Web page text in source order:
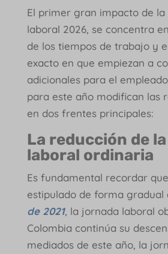
El primer gran impacto de
laboral 2026, se concentra
de los tiempos de trabajo y
exacto en que empiezan a
adicionales para el
para este año modifican las
en dos frentes principales:
La reducción de
laboral ordinaria
Es fundamental recordar
estipulado de forma gradual
de 2021, la jornada laboral
Colombia continúa su
mediados de este año, la